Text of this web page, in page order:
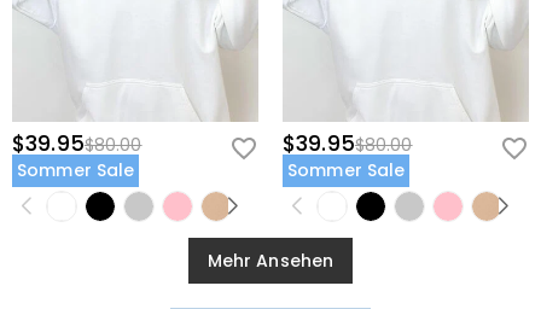
$39.95$80.00
Sommer Sale
$39.95$80.00
Sommer Sale
Mehr Ansehen